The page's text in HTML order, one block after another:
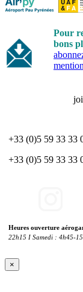
Pour
bons
+33 (0)5 59 33 33
+33 (0)5 59 33 33
Heures ouverture
22h15 I Samedi : 4h45-
×